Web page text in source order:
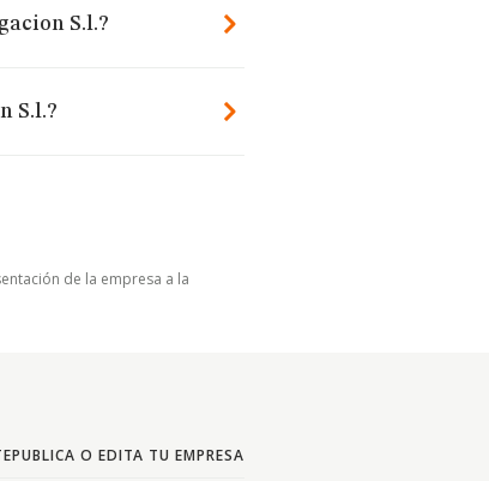
S.l.?
S.l.?
de la empresa a la
PUBLICA O EDITA TU EMPRESA